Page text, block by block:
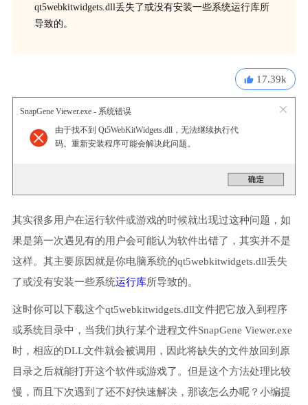
qt5webkitwidgets.dll丢失了或没有安装一些系统运行库所
导致的。
17.39k
SnapGene Viewer.exe - 系统错误
由于找不到 Qt5WebKitWidgets.dll，无法继续执行代
码。重新安装程序可能会解决此问题。
其实很多用户在运行软件或游戏的时候就出现过这种问题，如
果是第一次遇见有的用户会可能认为软件出错了，其实并不是
这样。其主要原因就是你电脑系统的qt5webkitwidgets.dll丢失
了或没有安装一些系统运行库所导致的。
这时你可以下载这个qt5webkitwidgets.dll文件把它放入到程序
或系统目录中，当我们执行某个进程文件SnapGene Viewer.exe
时，相应的DLL文件就会被调用，因此将缺失的文件放回到原
目录之后就能打开这个软件或游戏了。但是这个方法处理比较
慢，而且下次遇到了还不好快速解决，那该怎么办呢？小编提